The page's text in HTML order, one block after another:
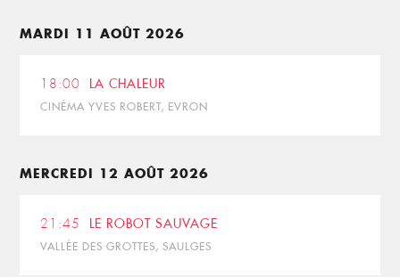
MARDI 11 AOÛT 2026
18:00 LA CHALEUR
CINÉMA YVES ROBERT, EVRON
MERCREDI 12 AOÛT 2026
21:45 LE ROBOT SAUVAGE
VALLÉE DES GROTTES, SAULGES